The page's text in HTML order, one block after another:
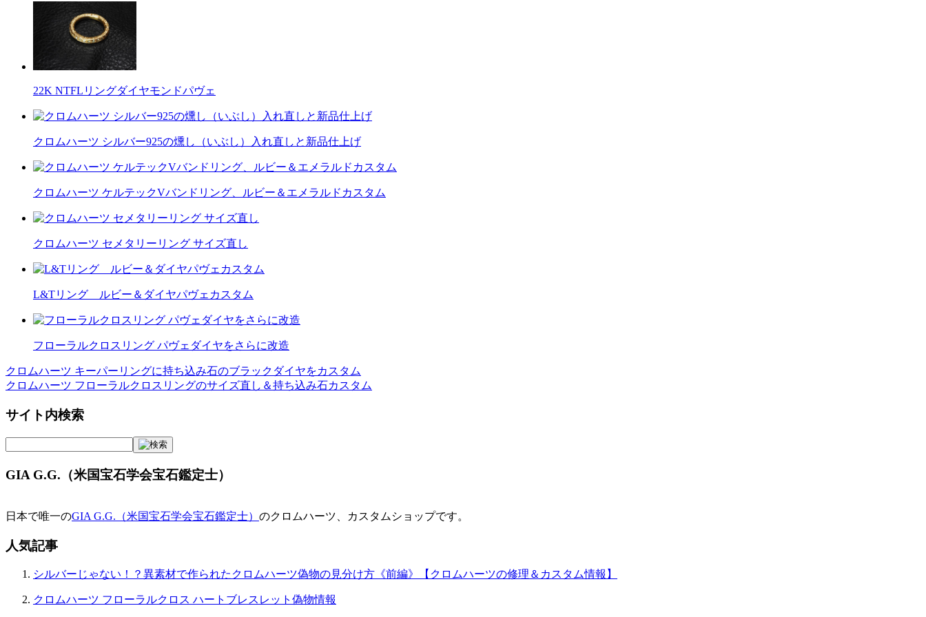
22K NTFLリングダイヤモンドパヴェ
クロムハーツ シルバー925の燻し（いぶし）入れ直しと新品仕上げ
クロムハーツ ケルテックVバンドリング、ルビー＆エメラルドカスタム
クロムハーツ セメタリーリング サイズ直し
L&Tリング ルビー＆ダイヤパヴェカスタム
フローラルクロスリング パヴェダイヤをさらに改造
投
稿
ナ
ビ
ー
シ
ン
クロムハーツ キーパーリングに持ち込み石のブラックダイヤをカスタム
クロムハーツ フローラルクロスリングのサイズ直し＆持ち込み石カスタム
サイト内検索
GIA G.G.（米国宝石学会宝石鑑定士）
日本で唯一のGIA G.G.（米国宝石学会宝石鑑定士） のクロムハーツ、カスタムショップです。
人気記事
シルバーじゃない！？異素材で作られたクロムハーツ偽物の見分け方《前編》【クロムハーツの修理＆カスタム情報】
クロムハーツ フローラルクロス ハートブレスレット偽物情報